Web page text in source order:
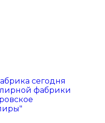
сегодня
фабрики